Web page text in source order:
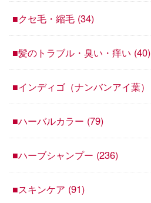
■クセ毛・縮毛 (34)
■髪のトラブル・臭い・痒い (40)
■インディゴ（ナンバンアイ葉）
■ハーバルカラー (79)
■ハーブシャンプー (236)
■スキンケア (91)